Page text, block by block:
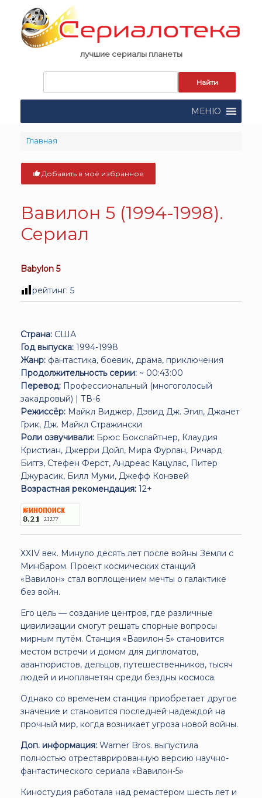
content
лучшие сериалы планеты
поиска:
МЕНЮ
Главная
Добавить в моё избранное
Вавилон 5 (1994-1998).
Сериал
Babylon 5
рейтинг: 5
Страна: США
Год выпуска: 1994-1998
Жанр: фантастика, боевик, драма, приключения
Продолжительность серии: ~ 00:43:00
Перевод: Профессиональный (многоголосый
закадровый) | ТВ-6
Режиссёр: Майкл Виджер, Дэвид Дж. Эгил, Джанет
Грик, Дж. Майкл Стражински
Роли озвучивали: Брюс Бокслайтнер, Клаудия
Кристиан, Джерри Дойл, Мира Фурлан, Ричард
Биггз, Стефен Ферст, Андреас Кацулас, Питер
Джурасик, Билл Муми, Джефф Конэвей
Возрастная рекомендация: 12+
XXIV век. Минуло десять лет после войны Земли с
Минбаром. Проект космических станций
«Вавилон» стал воплощением мечты о галактике
без войн.
Его цель — создание центров, где различные
цивилизации смогут решать спорные вопросы
мирным путём. Станция «Вавилон-5» становится
местом встречи и домом для дипломатов,
авантюристов, дельцов, путешественников, тысяч
людей и инопланетян среди бездны космоса.
Однако со временем станция приобретает другое
значение и становится последней надеждой на
прочный мир, когда возникает угроза новой войны.
Доп. информация: Warner Bros. выпустила
полностью отреставрированную версию научно-
фантастического сериала «Вавилон-5»
Киностудия работала над ремастером шесть лет и